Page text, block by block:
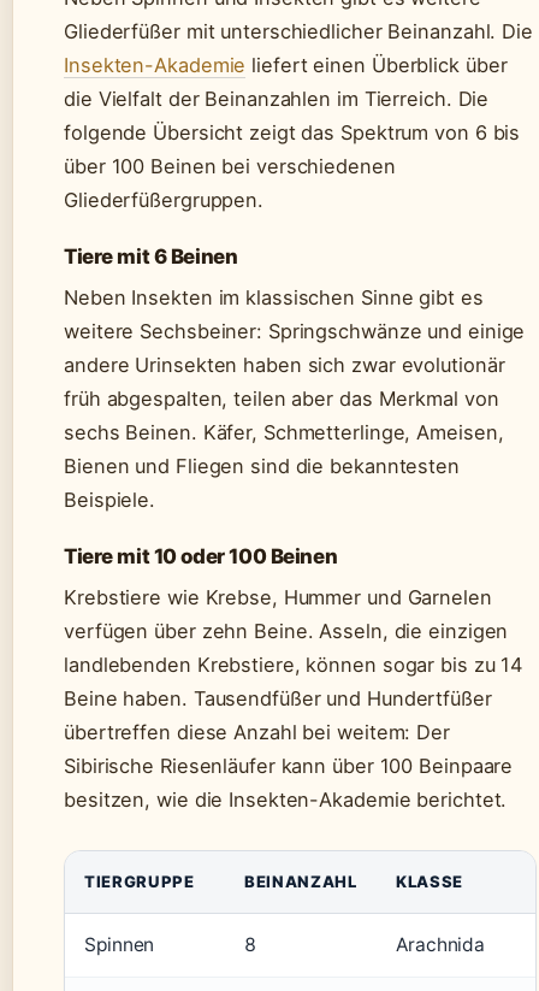
Gliederfüßer mit unterschiedlicher Beinanzahl. Die
Insekten-Akademie liefert einen Überblick über
die Vielfalt der Beinanzahlen im Tierreich. Die
folgende Übersicht zeigt das Spektrum von 6 bis
über 100 Beinen bei verschiedenen
Gliederfüßergruppen.
Tiere mit 6 Beinen
Neben Insekten im klassischen Sinne gibt es
weitere Sechsbeiner: Springschwänze und einige
andere Urinsekten haben sich zwar evolutionär
früh abgespalten, teilen aber das Merkmal von
sechs Beinen. Käfer, Schmetterlinge, Ameisen,
Bienen und Fliegen sind die bekanntesten
Beispiele.
Tiere mit 10 oder 100 Beinen
Krebstiere wie Krebse, Hummer und Garnelen
verfügen über zehn Beine. Asseln, die einzigen
landlebenden Krebstiere, können sogar bis zu 14
Beine haben. Tausendfüßer und Hundertfüßer
übertreffen diese Anzahl bei weitem: Der
Sibirische Riesenläufer kann über 100 Beinpaare
besitzen, wie die Insekten-Akademie berichtet.
TIERGRUPPE BEINANZAHL KLASSE
Spinnen 8 Arachnida